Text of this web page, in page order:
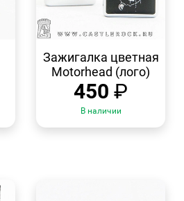
Зажигалка цветная
Motorhead (лого)
450 ₽
В наличии